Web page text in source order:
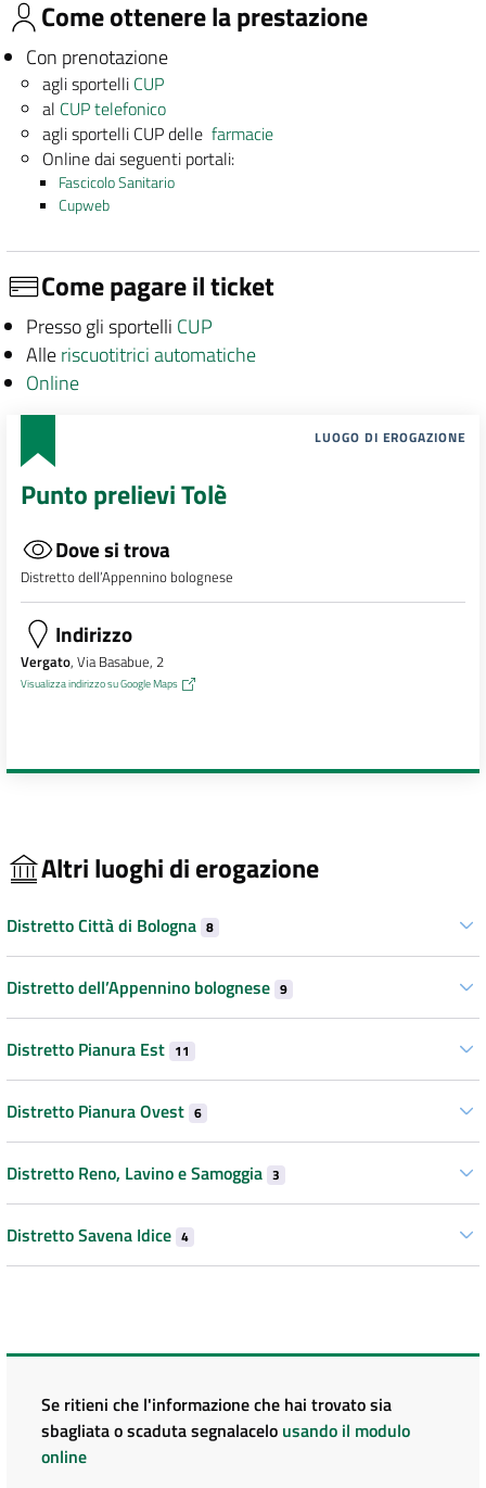
Come ottenere la prestazione
Con prenotazione
agli sportelli CUP
al CUP telefonico
agli sportelli CUP dellefarmacie
Online dai seguenti portali:
Fascicolo Sanitario
Cupweb
Come pagare il ticket
Presso gli sportelli CUP
Alleriscuotitrici automatiche
Online
LUOGO DI EROGAZIONE
Punto prelievi Tolè
Dove si trova
Distretto dell’Appennino bolognese
Indirizzo
Vergato, Via Basabue, 2
Visualizza indirizzo su Google Maps
Altri luoghi di erogazione
Distretto Città di Bologna 8
Distretto dell’Appennino bolognese 9
Distretto Pianura Est 11
Distretto Pianura Ovest 6
Distretto Reno, Lavino e Samoggia 3
Distretto Savena Idice 4
Se ritieni che l'informazione che hai trovato sia
sbagliata o scaduta segnalacelo usando il modulo
online